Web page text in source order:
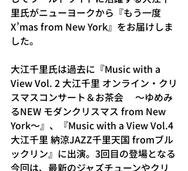
里氏がニューヨークから『もう一度
X’mas from New York』をお届けしま
した。
大江千里氏は過去に『Music with a
View Vol. 2 大江千里 オンライン・クリ
スマスコンサート＆お茶会　 〜ゆめみ
るNEW モダンクリスマス from New
York〜』、『Music with a View Vol.4
大江千里 納涼JAZZ千里天国 fromブル
ックリン』に出演。3回目の登場となる
今回は、最新のジャズチューンやクリ